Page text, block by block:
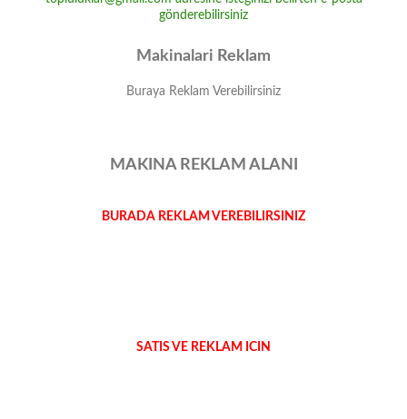
Makinalari Reklam
Buraya Reklam Verebilirsiniz
MAKINA REKLAM ALANI
BURADA REKLAM VEREBILIRSINIZ
SATIS VE REKLAM ICIN